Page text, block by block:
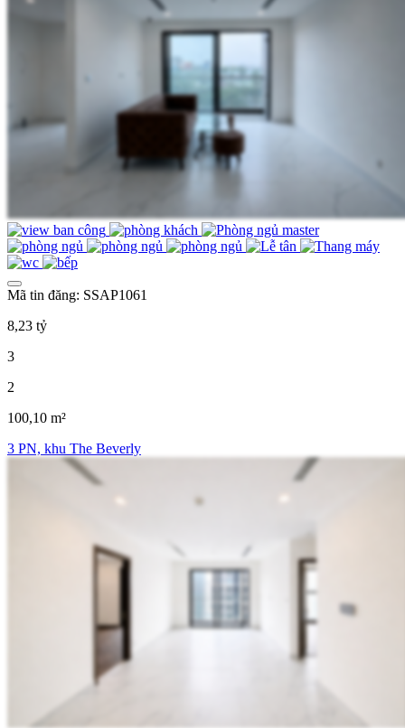
Mã tin đăng: SSAP1061
8,23 tỷ
3
2
100,10 m²
3 PN, khu The Beverly